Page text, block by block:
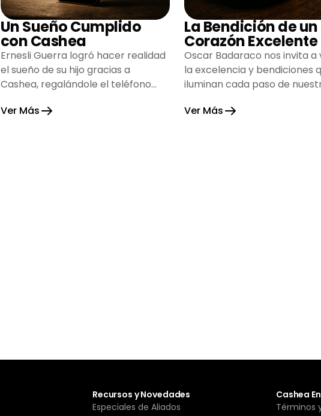
Un Sueño Cumplido
con Cashea
Ernesli Guerra logró hacer realidad
el sueño de su hijo gracias a
Cashea, regalándole el teléfono
alegría su hogar.
Ver Más
La Bendición de un
Corazón Excelente
Oscar Badaraco nos invita a
la excelencia y bendiciones
iluminan cada paso de
gratitud y fortaleza.
Ver Más
Recursos y Novedades
Especiales de Aliados
Cashea
Términos